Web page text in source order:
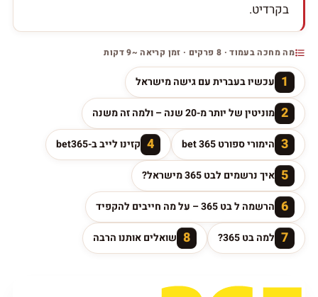
בקרדיט.
מה מחכה בעמוד · 8 פרקים · זמן קריאה ~9 דקות
1 עכשיו בעברית עם גישה מישראל
2 מוניטין של יותר מ-20 שנה – ולמה זה משנה
3 הימורי ספורט bet 365 4 קזינו לייב ב-bet365
5 איך נרשמים לבט 365 מישראל?
6 הרשמה ל בט 365 – על מה חייבים להקפיד
7 למה בט 365? 8 שואלים אותנו הרבה